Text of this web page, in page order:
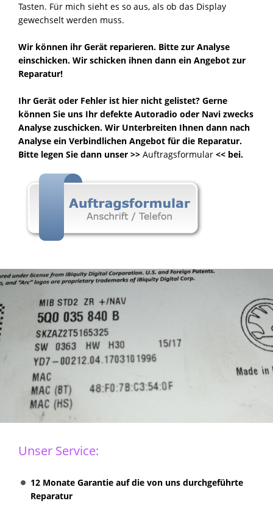
Tasten. Für mich sieht es so aus, als ob das Display
gewechselt werden muss.
Wir können ihr Gerät reparieren. Bitte zur Analyse
einschicken. Wir schicken ihnen dann ein Angebot zur
Reparatur!
Ihr Gerät oder Fehler ist hier nicht gelistet? Gerne
können Sie uns Ihr defekte Autoradio oder Navi zwecks
Analyse zuschicken. Wir Unterbreiten Ihnen dann nach
Analyse ein Verbindlichen Angebot für die Reparatur.
Bitte legen Sie dann unser >> Auftragsformular << bei.
Unser Service:
12 Monate Garantie auf die von uns durchgeführte
Reparatur